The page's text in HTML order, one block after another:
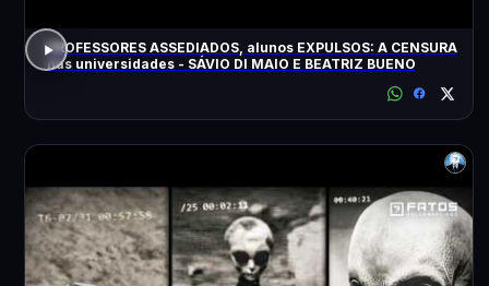
PROFESSORES ASSEDIADOS, alunos EXPULSOS: A CENSURA
nas universidades - SÁVIO DI MAIO E BEATRIZ BUENO